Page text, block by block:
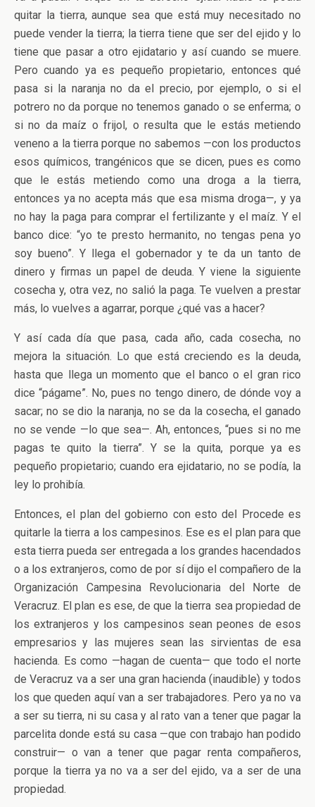
quitar la tierra, aunque sea que está muy necesitado no
puede vender la tierra; la tierra tiene que ser del ejido y lo
tiene que pasar a otro ejidatario y así cuando se muere.
Pero cuando ya es pequeño propietario, entonces qué
pasa si la naranja no da el precio, por ejemplo, o si el
potrero no da porque no tenemos ganado o se enferma; o
si no da maíz o frijol, o resulta que le estás metiendo
veneno a la tierra porque no sabemos —con los productos
esos químicos, trangénicos que se dicen, pues es como
que le estás metiendo como una droga a la tierra,
entonces ya no acepta más que esa misma droga—, y ya
no hay la paga para comprar el fertilizante y el maíz. Y el
banco dice: “yo te presto hermanito, no tengas pena yo
soy bueno”. Y llega el gobernador y te da un tanto de
dinero y firmas un papel de deuda. Y viene la siguiente
cosecha y, otra vez, no salió la paga. Te vuelven a prestar
más, lo vuelves a agarrar, porque ¿qué vas a hacer?
Y así cada día que pasa, cada año, cada cosecha, no
mejora la situación. Lo que está creciendo es la deuda,
hasta que llega un momento que el banco o el gran rico
dice “págame”. No, pues no tengo dinero, de dónde voy a
sacar; no se dio la naranja, no se da la cosecha, el ganado
no se vende —lo que sea—. Ah, entonces, “pues si no me
pagas te quito la tierra”. Y se la quita, porque ya es
pequeño propietario; cuando era ejidatario, no se podía, la
ley lo prohibía.
Entonces, el plan del gobierno con esto del Procede es
quitarle la tierra a los campesinos. Ese es el plan para que
esta tierra pueda ser entregada a los grandes hacendados
o a los extranjeros, como de por sí dijo el compañero de la
Organización Campesina Revolucionaria del Norte de
Veracruz. El plan es ese, de que la tierra sea propiedad de
los extranjeros y los campesinos sean peones de esos
empresarios y las mujeres sean las sirvientas de esa
hacienda. Es como —hagan de cuenta— que todo el norte
de Veracruz va a ser una gran hacienda (inaudible) y todos
los que queden aquí van a ser trabajadores. Pero ya no va
a ser su tierra, ni su casa y al rato van a tener que pagar la
parcelita donde está su casa —que con trabajo han podido
construir— o van a tener que pagar renta compañeros,
porque la tierra ya no va a ser del ejido, va a ser de una
propiedad.